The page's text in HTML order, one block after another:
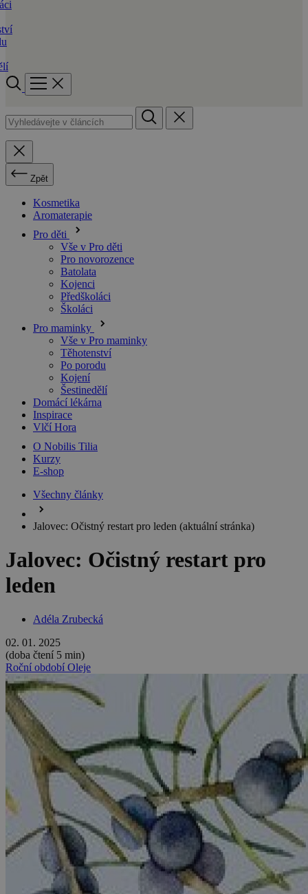
Zpět
Kosmetika
Aromaterapie
Pro děti
Vše v Pro děti
Pro novorozence
Batolata
Kojenci
Předškoláci
Školáci
Pro maminky
Vše v Pro maminky
Těhotenství
Po porodu
Kojení
Šestinedělí
Domácí lékárna
Inspirace
Vlčí Hora
O Nobilis Tilia
Kurzy
E-shop
Všechny články
Jalovec: Očistný restart pro leden (aktuální stránka)
Jalovec: Očistný restart pro
leden
Adéla Zrubecká
02. 01. 2025
(doba čtení 5 min)
Roční období Oleje